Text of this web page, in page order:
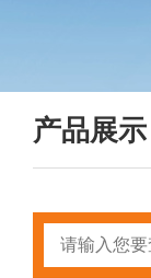
产品展示